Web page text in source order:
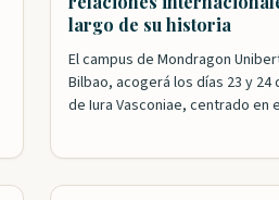
largo de su historia
El campus de Mondragon
Bilbao, acogerá los días 23 y 24
de Iura Vasconiae, centrado en